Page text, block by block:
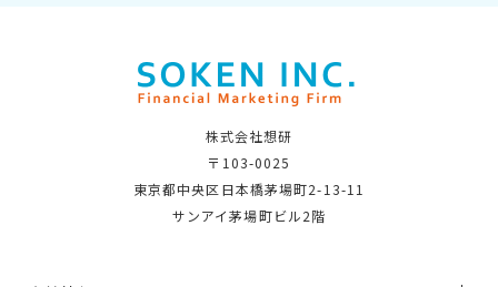
株式会社想研
〒103-0025
東京都中央区日本橋茅場町2-13-11
サンアイ茅場町ビル2階